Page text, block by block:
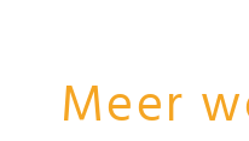
Meer